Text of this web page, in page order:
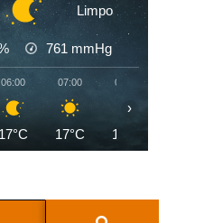
Limpo
761 mmHg
06:00
17°C
07:00
17°C
08:00
19°C
›